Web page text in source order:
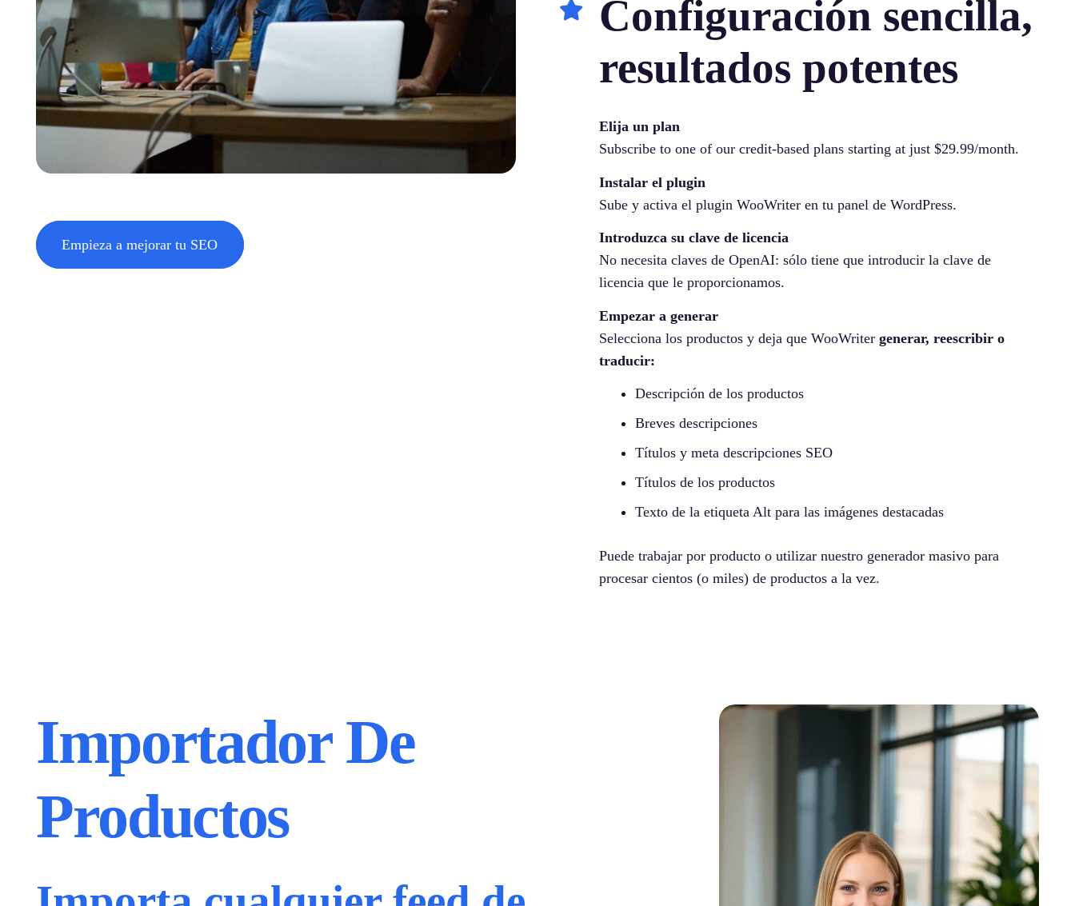
Empieza a mejorar tu SEO
Configuración sencilla,
resultados potentes
Elija un plan
Subscribe to one of our credit-based plans starting at just $29.99/month.
Instalar el plugin
Sube y activa el plugin WooWriter en tu panel de WordPress.
Introduzca su clave de licencia
No necesita claves de OpenAI: sólo tiene que introducir la clave de
licencia que le proporcionamos.
Empezar a generar
Selecciona los productos y deja que WooWriter generar, reescribir o
traducir:
Descripción de los productos
Breves descripciones
Títulos y meta descripciones SEO
Títulos de los productos
Texto de la etiqueta Alt para las imágenes destacadas
Puede trabajar por producto o utilizar nuestro generador masivo para
procesar cientos (o miles) de productos a la vez.
Importador De
Productos